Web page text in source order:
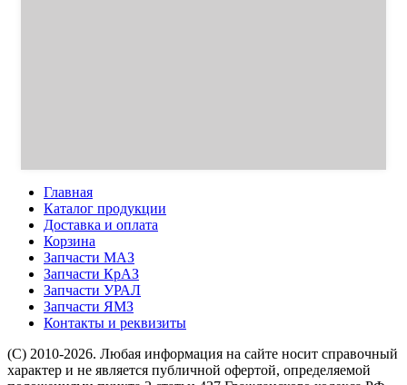
Главная
Каталог продукции
Доставка и оплата
Корзина
Запчасти МАЗ
Запчасти КрАЗ
Запчасти УРАЛ
Запчасти ЯМЗ
Контакты и реквизиты
(C) 2010-2026. Любая информация на сайте носит справочный
характер и не является публичной офертой, определяемой